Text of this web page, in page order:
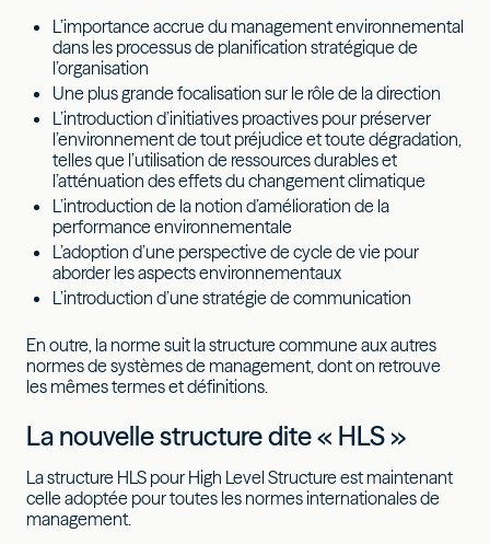
L’importance accrue du management environnemental
dans les processus de planification stratégique de
l’organisation
Une plus grande focalisation sur le rôle de la direction
L’introduction d’initiatives proactives pour préserver
l’environnement de tout préjudice et toute dégradation,
telles que l’utilisation de ressources durables et
l’atténuation des effets du changement climatique
L’introduction de la notion d’amélioration de la
performance environnementale
L’adoption d’une perspective de cycle de vie pour
aborder les aspects environnementaux
L’introduction d’une stratégie de communication
En outre, la norme suit la structure commune aux autres
normes de systèmes de management, dont on retrouve
les mêmes termes et définitions.
La nouvelle structure dite « HLS »
La structure HLS pour High Level Structure est maintenant
celle adoptée pour toutes les normes internationales de
management.